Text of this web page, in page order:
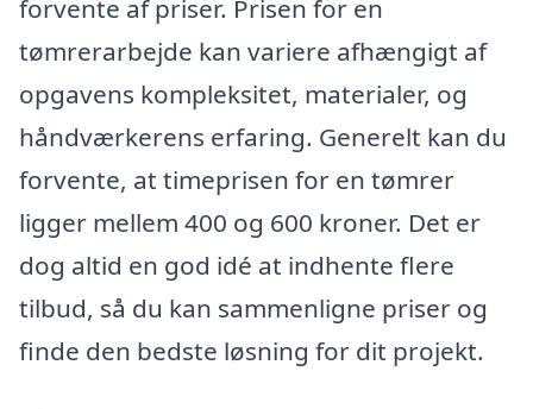
forvente af priser. Prisen for en
tømrerarbejde kan variere afhængigt af
opgavens kompleksitet, materialer, og
håndværkerens erfaring. Generelt kan du
forvente, at timeprisen for en tømrer
ligger mellem 400 og 600 kroner. Det er
dog altid en god idé at indhente flere
tilbud, så du kan sammenligne priser og
finde den bedste løsning for dit projekt.